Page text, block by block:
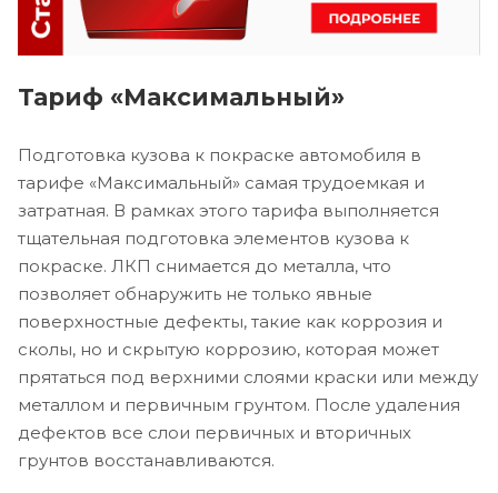
Тариф «Максимальный»
Подготовка кузова к покраске автомобиля в
тарифе «Максимальный» самая трудоемкая и
затратная. В рамках этого тарифа выполняется
тщательная подготовка элементов кузова к
покраске. ЛКП снимается до металла, что
позволяет обнаружить не только явные
поверхностные дефекты, такие как коррозия и
сколы, но и скрытую коррозию, которая может
прятаться под верхними слоями краски или между
металлом и первичным грунтом. После удаления
дефектов все слои первичных и вторичных
грунтов восстанавливаются.